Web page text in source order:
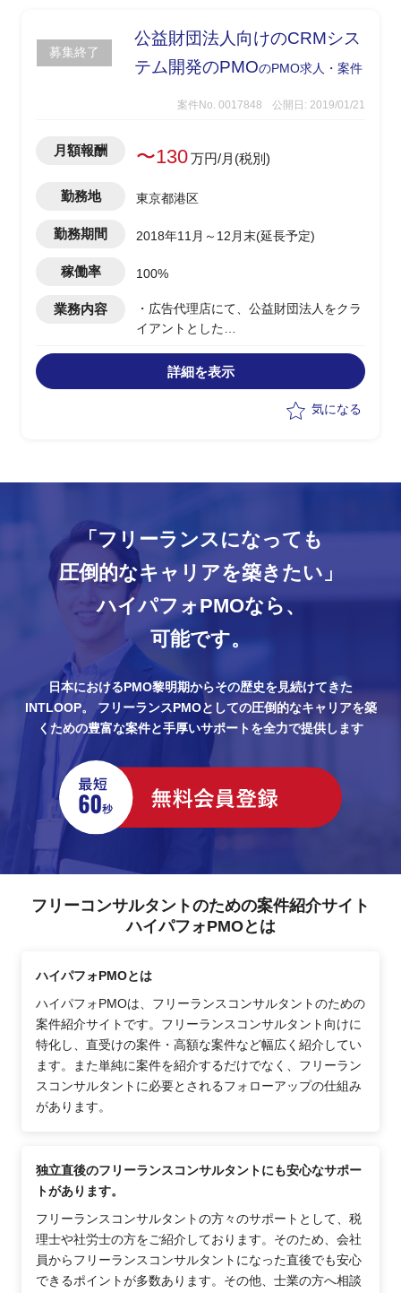
募集終了
公益財団法人向けのCRMシス
テム開発のPMOのPMO求人・案件
案件No. 0017848 公開日: 2019/01/21
月額報酬 〜130万円/月(税別)
勤務地 東京都港区
勤務期間 2018年11月～12月末(延長予定)
稼働率 100%
業務内容
・広告代理店にて、公益財団法人をクラ
イアントとした
サービス事業を展開予定
・現在はシステム開発の設計フェーズ
・広告代理店のプロジェクトマネジメン
-ステークホルダーマネジメント
-資料作成、議論のファシリテーショ
ン等含む
詳細を表示
気になる
「フリーランスになっても
圧倒的なキャリアを築きたい」
ハイパフォPMOなら、
可能です。
日本におけるPMO黎明期からその歴史を見続けてきた
INTLOOP。
フリーランスPMOとしての圧倒的なキャリアを築
くための豊富な案件と手厚いサポートを全力で提供します
フリーコンサルタントのための案件紹介サイト
ハイパフォPMOとは
ハイパフォPMOとは
ハイパフォPMOは、フリーランスコンサルタントのための
案件紹介サイトです。フリーランスコンサルタント向けに
特化し、直受けの案件・高額な案件など幅広く紹介してい
ます。また単純に案件を紹介するだけでなく、フリーラン
スコンサルタントに必要とされるフォローアップの仕組み
があります。
独立直後のフリーランスコンサルタントにも安心なサポー
トがあります。
フリーランスコンサルタントの方々のサポートとして、税
理士や社労士の方をご紹介しております。そのため、会社
員からフリーランスコンサルタントになった直後でも安心
できるポイントが多数あります。その他、士業の方へ相談